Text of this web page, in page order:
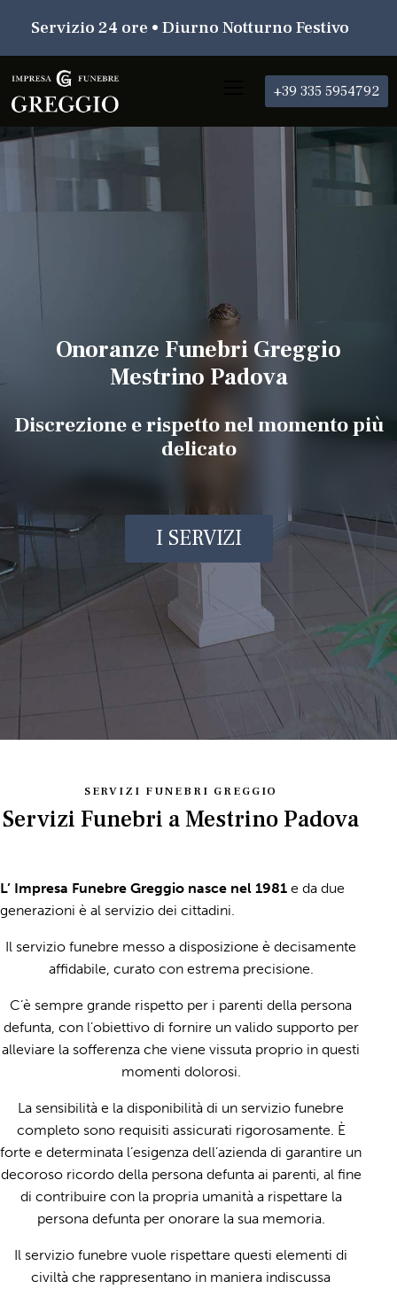
Servizio 24 ore • Diurno Notturno Festivo
+39 335 5954792
Onoranze Funebri Greggio
Mestrino Padova
Discrezione e rispetto nel momento più
delicato
I SERVIZI
SERVIZI FUNEBRI GREGGIO
Servizi Funebri a Mestrino Padova
L’ Impresa Funebre Greggio nasce nel 1981 e da due
generazioni è al servizio dei cittadini.
Il servizio funebre messo a disposizione è decisamente
affidabile, curato con estrema precisione.
C’è sempre grande rispetto per i parenti della persona
defunta, con l’obiettivo di fornire un valido supporto per
alleviare la sofferenza che viene vissuta proprio in questi
momenti dolorosi.
La sensibilità e la disponibilità di un servizio funebre
completo sono requisiti assicurati rigorosamente. È
forte e determinata l’esigenza dell’azienda di garantire un
decoroso ricordo della persona defunta ai parenti, al fine
di contribuire con la propria umanità a rispettare la
persona defunta per onorare la sua memoria.
Il servizio funebre vuole rispettare questi elementi di
civiltà che rappresentano in maniera indiscussa